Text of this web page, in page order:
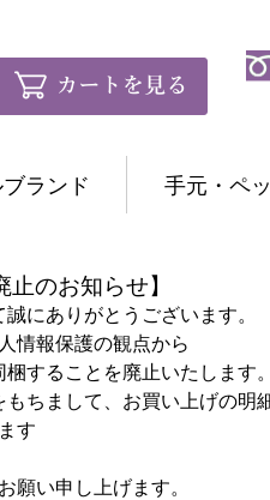
ランド 手元・ペ
止のお知らせ】
にありがとうございます。
情報保護の観点から
することを廃止いたします。
ちまして、お買い上げの明
す
願い申し上げます。